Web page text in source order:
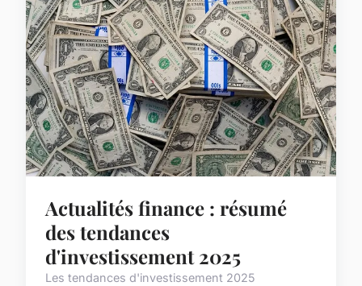
Actualités finance : résumé
des tendances
d'investissement 2025
Les tendances d'investissement 2025